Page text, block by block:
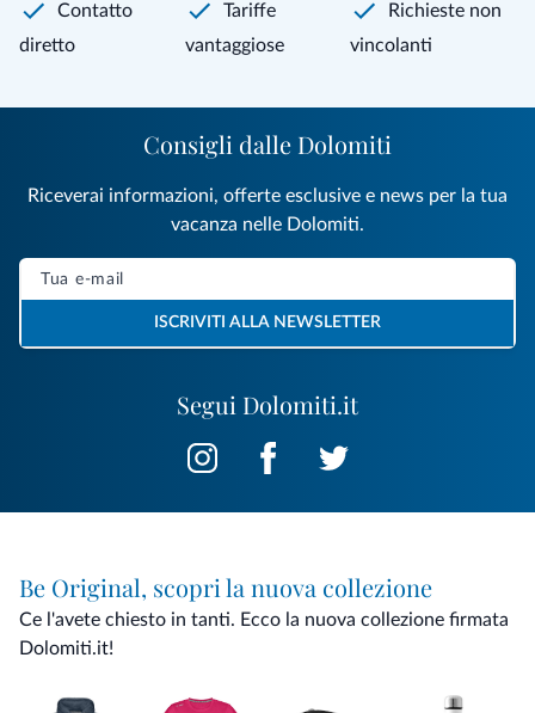
Contatto
diretto
Tariffe
vantaggiose
Richieste non
vincolanti
Segui Dolomiti.it
Consigli dalle Dolomiti
Riceverai informazioni, offerte esclusive e news per la tua
vacanza nelle Dolomiti.
ISCRIVITI ALLA NEWSLETTER
Be Original, scopri la nuova collezione
Ce l'avete chiesto in tanti. Ecco la nuova collezione firmata
Dolomiti.it!